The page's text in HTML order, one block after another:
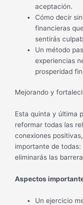
aceptación.
Cómo decir
financieras
sentirás
Un método
experiencias
prosperidad
Mejorando y
Esta quinta y última
reformar todas las
conexiones
importante de
eliminarás las
Aspectos
Un ejercicio